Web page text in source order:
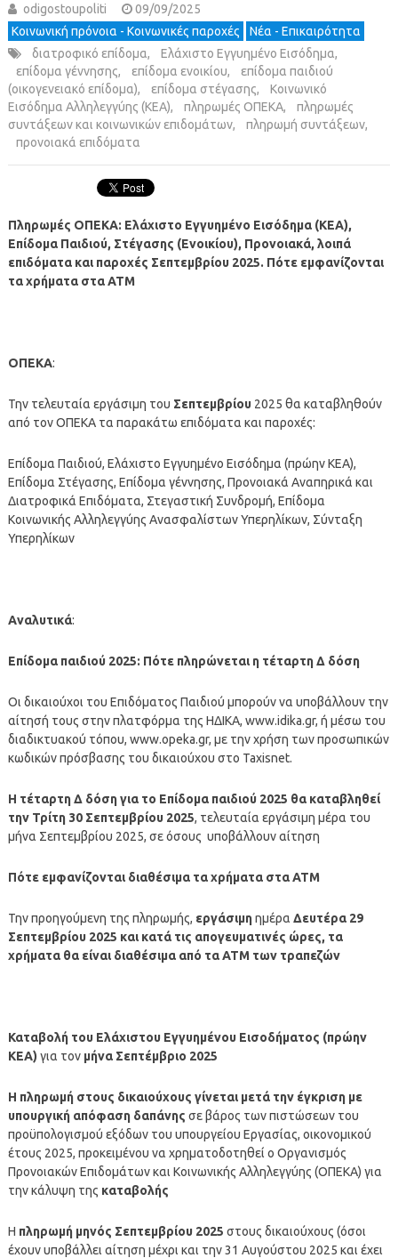
odigostoupoliti
09/09/2025
Κοινωνική πρόνοια - Κοινωνικές παροχές
Νέα - Επικαιρότητα
διατροφικό επίδομα, Ελάχιστο Εγγυημένο Εισόδημα,
επίδομα γέννησης, επίδομα ενοικίου,
επίδομα παιδιού
(οικογενειακό επίδομα), επίδομα στέγασης,
Κοινωνικό
Εισόδημα Αλληλεγγύης (ΚΕΑ), πληρωμές ΟΠΕΚΑ,
πληρωμές
συντάξεων και κοινωνικών επιδομάτων, πληρωμή συντάξεων,
προνοιακά επιδόματα
Πληρωμές ΟΠΕΚΑ: Ελάχιστο Εγγυημένο Εισόδημα (ΚΕΑ),
Επίδομα Παιδιού, Στέγασης (Ενοικίου), Προνοιακά, λοιπά
επιδόματα και παροχές Σεπτεμβρίου 2025. Πότε εμφανίζονται
τα χρήματα στα ΑΤΜ
ΟΠΕΚΑ:
Την τελευταία εργάσιμη του Σεπτεμβρίου2025 θα καταβληθούν
από τον ΟΠΕΚΑ τα παρακάτω επιδόματα και παροχές:
Επίδομα Παιδιού, Ελάχιστο Εγγυημένο Εισόδημα (πρώην ΚΕΑ),
Επίδομα Στέγασης, Επίδομα γέννησης, Προνοιακά Αναπηρικά και
Διατροφικά Επιδόματα, Στεγαστική Συνδρομή, Επίδομα
Κοινωνικής Αλληλεγγύης Ανασφαλίστων Υπερηλίκων, Σύνταξη
Υπερηλίκων
Αναλυτικά:
Επίδομα παιδιού 2025: Πότε πληρώνεται η τέταρτη Δ δόση
Οι δικαιούχοι του Επιδόματος Παιδιού μπορούν να υποβάλλουν την
αίτησή τους στην πλατφόρμα της ΗΔΙΚΑ, www.idika.gr, ή μέσω του
διαδικτυακού τόπου, www.opeka.gr, με την χρήση των προσωπικών
κωδικών πρόσβασης του δικαιούχου στο Taxisnet.
Η τέταρτη Δ δόσηγια το Επίδομα παιδιού 2025 θα καταβληθεί
την Τρίτη 30 Σεπτεμβρίου 2025, τελευταία εργάσιμη μέρα του
μήνα Σεπτεμβρίου 2025, σε όσους υποβάλλουν αίτηση
Πότε εμφανίζονται διαθέσιμα τα χρήματα στα ΑΤΜ
Την προηγούμενη της πληρωμής, εργάσιμηημέρα Δευτέρα 29
Σεπτεμβρίου2025 και κατά τις απογευματινές ώρες, τα
χρήματα θα είναι διαθέσιμα από τα ΑΤΜ των τραπεζών
Καταβολή του Ελάχιστου Εγγυημένου Εισοδήματος (πρώην
ΚΕΑ) για τονμήνα Σεπτέμβριο 2025
Η πληρωμή στους δικαιούχους γίνεται μετά την έγκριση με
υπουργική απόφαση δαπάνης σε βάρος των πιστώσεων του
προϋπολογισμού εξόδων του υπουργείου Εργασίας, οικονομικού
έτους 2025, προκειμένου να χρηματοδοτηθεί ο Οργανισμός
Προνοιακών Επιδομάτων και Κοινωνικής Αλληλεγγύης (ΟΠΕΚΑ) για
την κάλυψη της καταβολής
Η πληρωμή μηνός Σεπτεμβρίου2025 στους δικαιούχους (όσοι
έχουν υποβάλλει αίτηση μέχρι και την 31 Αυγούστου 2025 και έχει